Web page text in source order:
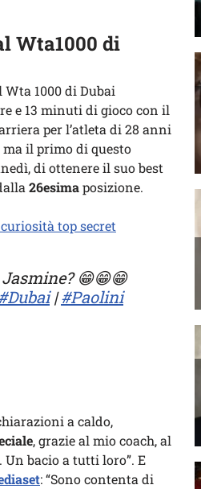
Wta1000 di
1000 di Dubai
e 13 minuti di gioco con il
per l’atleta di 28 anni
ma il primo di questo
di ottenere il suo best
26esimaposizione.
top secret
😁😁😁
|#Paolini
a caldo,
, grazie al mio coach, al
bacio a tutti loro”. E
: “Sono contenta di